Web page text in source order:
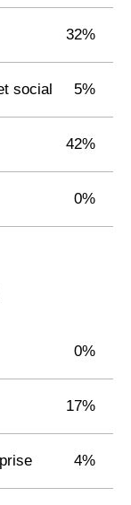
32%
social 5%
42%
0%
0%
17%
4%